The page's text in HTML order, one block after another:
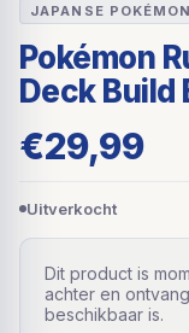
JAPANSE
Pokémon
Deck Build
€29,99
Uitverkocht
Dit product is
achter en
beschikbaar is.